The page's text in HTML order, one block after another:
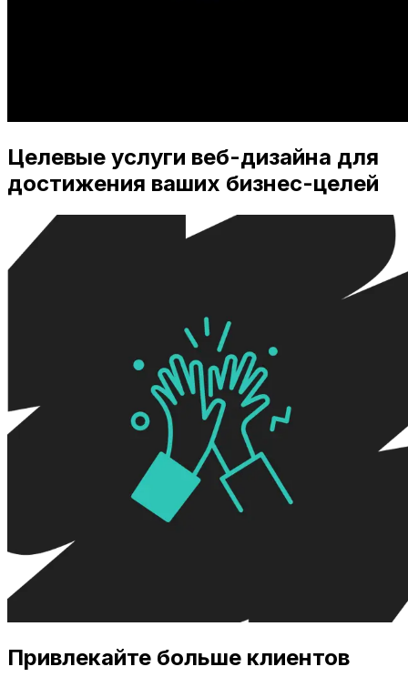
Целевые услуги веб-дизайна для
достижения ваших бизнес-целей
Привлекайте больше клиентов